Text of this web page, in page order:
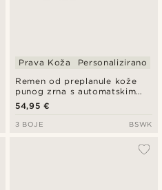
Remen od preplanule kože
punog zrna s automatskim
zaključavanjem i čvrstom
kopčom
Prava Koža Personalizirano
54,95 €
3 BOJE BSWK